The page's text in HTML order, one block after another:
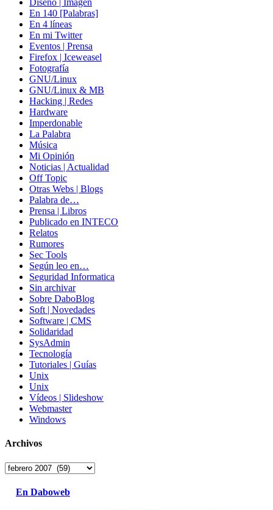
Diseño | Imagen
En 140 [Palabras]
En 4 líneas
En mi Twitter
Eventos | Prensa
Firefox | Iceweasel
Fotografía
GNU/Linux
GNU/Linux & MB
Hacking | Redes
Hardware
Imperdonable
La Palabra
Música
Mi Opinión
Noticias | Actualidad
Off Topic
Otras Webs | Blogs
Palabra de…
Prensa | Libros
Publicado en INTECO
Relatos
Rumores
Sec Tools
Según leo en…
Seguridad Informatica
Sin archivar
Sobre DaboBlog
Soft | Novedades
Software | CMS
Solidaridad
SysAdmin
Tecnología
Tutoriales | Guías
Unix
Unix
Vídeos | Slideshow
Webmaster
Windows
Archivos
Archivos
En Daboweb